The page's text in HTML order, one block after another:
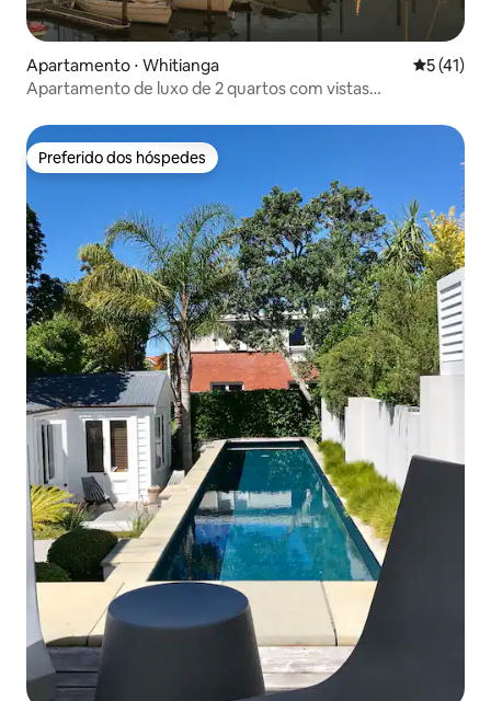
Apartamento ⋅ Whitianga 5 de uma
5 (41)
Apartamento de luxo de 2 quartos com vistas
Preferido dos hóspedes
Preferido dos hóspedes